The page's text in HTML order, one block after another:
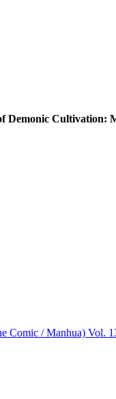
Demonic Cultivation:
Comic / Manhua) Vol.